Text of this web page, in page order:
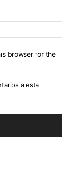
browser for the
a esta